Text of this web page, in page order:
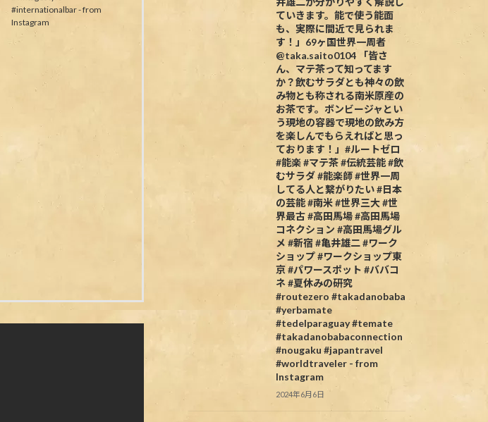
#internationalbar - from
Instagram
ていきます。能で使う能面
も、実際に間近で見られま
す！」69ヶ国世界一周者
@taka.saito0104 「皆さ
ん、マテ茶って知ってます
か？飲むサラダとも神々の飲
み物とも称される南米原産の
お茶です。ボンビージャとい
う現地の容器で現地の飲み方
を楽しんでもらえればと思っ
ております！」#ルートゼロ
#能楽 #マテ茶 #伝統芸能 #飲
むサラダ #能楽師 #世界一周
してる人と繋がりたい #日本
の芸能 #南米 #世界三大 #世
界最古 #高田馬場 #高田馬場
コネクション #高田馬場グル
メ #新宿 #亀井雄二 #ワーク
ショップ #ワークショップ東
京 #パワースポット #ババコ
ネ #夏休みの研究
#routezero #takadanobaba
#yerbamate
#tedelparaguay #temate
#takadanobabaconnection
#nougaku #japantravel
#worldtraveler - from
Instagram
2024年6月6日